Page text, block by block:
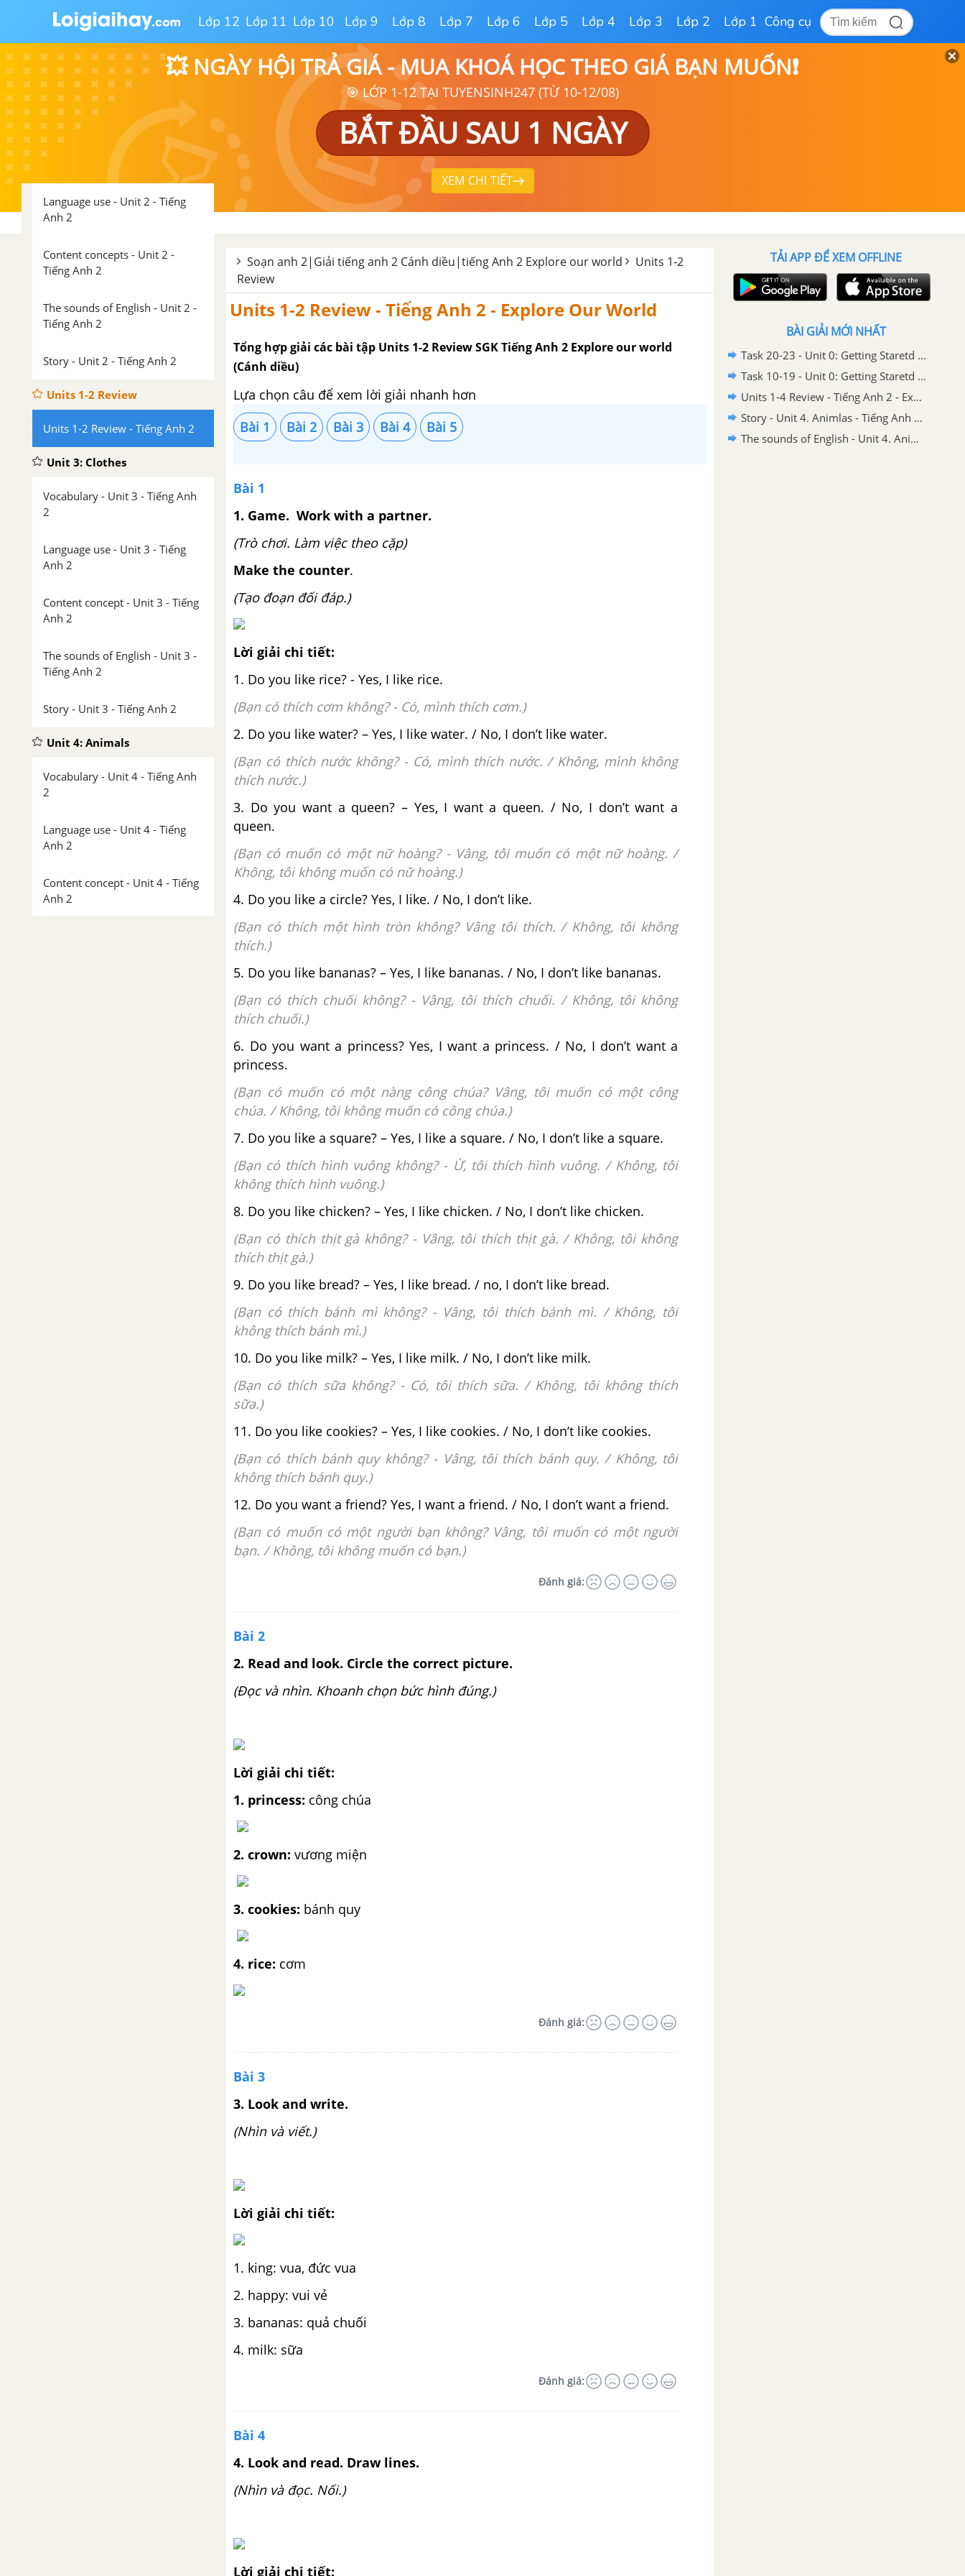
Lớp 12 Lớp 11 Lớp 10 Lớp 9 Lớp 8 Lớp 7 Lớp 6 Lớp 5 Lớp 4 Lớp 3 Lớp 2 Lớp 1 Công cụ
💥 NGÀY HỘI TRẢ GIÁ - MUA KHOÁ HỌC THEO GIÁ BẠN MUỐN❗
🎯 LỚP 1-12 TẠI TUYENSINH247 (TỪ 10-12/08)
BẮT ĐẦU SAU 1 NGÀY
XEM CHI TIẾT
The sounds of English - Unit 1 -
Tiếng Anh 2
Story - Unit 1 - Tiếng Anh 2
Unit 2 : I Like Food.
Vocabulary - Unit 2 - Tiếng Anh
Language use - Unit 2 - Tiếng
Anh 2
Content concepts - Unit 2 -
Tiếng Anh 2
The sounds of English - Unit 2 -
Tiếng Anh 2
Story - Unit 2 - Tiếng Anh 2
Units 1-2 Review
Units 1-2 Review - Tiếng Anh 2
Unit 3: Clothes
Vocabulary - Unit 3 - Tiếng Anh
2
Language use - Unit 3 - Tiếng
Anh 2
Content concept - Unit 3 - Tiếng
Anh 2
The sounds of English - Unit 3 -
Tiếng Anh 2
Story - Unit 3 - Tiếng Anh 2
Unit 4: Animals
Vocabulary - Unit 4 - Tiếng Anh
2
Language use - Unit 4 - Tiếng
Anh 2
Content concept - Unit 4 - Tiếng
Anh 2
Soạn anh 2|Giải tiếng anh 2 Cánh diều|tiếng Anh 2 Explore our world
Units 1-2
Review
Units 1-2 Review - Tiếng Anh 2 - Explore Our World
Tổng hợp giải các bài tập Units 1-2 Review SGK Tiếng Anh 2 Explore our world
(Cánh diều)
Lựa chọn câu để xem lời giải nhanh hơn
Bài 1
Bài 2 Bài 3 Bài 4 Bài 5
Bài 1
1. Game. Work with a partner.
(Trò chơi. Làm việc theo cặp)
Make the counter.
(Tạo đoạn đối đáp.)
Lời giải chi tiết:
1. Do you like rice? - Yes, I like rice.
(Bạn có thích cơm không? - Có, mình thích cơm.)
2. Do you like water? – Yes, I like water. / No, I don’t like water.
(Bạn có thích nước không? - Có, mình thích nước. / Không, mình không
thích nước.)
3. Do you want a queen? – Yes, I want a queen. / No, I don’t want a
queen.
(Bạn có muốn có một nữ hoàng? - Vâng, tôi muốn có một nữ hoàng. /
Không, tôi không muốn có nữ hoàng.)
4. Do you like a circle? Yes, I like. / No, I don’t like.
(Bạn có thích một hình tròn không? Vâng tôi thích. / Không, tôi không
thích.)
5. Do you like bananas? – Yes, I like bananas. / No, I don’t like bananas.
(Bạn có thích chuối không? - Vâng, tôi thích chuối. / Không, tôi không
thích chuối.)
6. Do you want a princess? Yes, I want a princess. / No, I don’t want a
princess.
(Bạn có muốn có một nàng công chúa? Vâng, tôi muốn có một công
chúa. / Không, tôi không muốn có công chúa.)
7. Do you like a square? – Yes, I like a square. / No, I don’t like a square.
(Bạn có thích hình vuông không? - Ừ, tôi thích hình vuông. / Không, tôi
không thích hình vuông.)
8. Do you like chicken? – Yes, I like chicken. / No, I don’t like chicken.
(Bạn có thích thịt gà không? - Vâng, tôi thích thịt gà. / Không, tôi không
thích thịt gà.)
9. Do you like bread? – Yes, I like bread. / no, I don’t like bread.
(Bạn có thích bánh mì không? - Vâng, tôi thích bánh mì. / Không, tôi
không thích bánh mì.)
10. Do you like milk? – Yes, I like milk. / No, I don’t like milk.
(Bạn có thích sữa không? - Có, tôi thích sữa. / Không, tôi không thích
sữa.)
11. Do you like cookies? – Yes, I like cookies. / No, I don’t like cookies.
(Bạn có thích bánh quy không? - Vâng, tôi thích bánh quy. / Không, tôi
không thích bánh quy.)
12. Do you want a friend? Yes, I want a friend. / No, I don’t want a friend.
(Bạn có muốn có một người bạn không? Vâng, tôi muốn có một người
bạn. / Không, tôi không muốn có bạn.)
Đánh giá:
Bài 2
2. Read and look. Circle the correct picture.
(Đọc và nhìn. Khoanh chọn bức hình đúng.)
Lời giải chi tiết:
1. princess: công chúa
2. crown: vương miện
3. cookies: bánh quy
4. rice: cơm
Đánh giá:
Bài 3
3. Look and write.
(Nhìn và viết.)
Lời giải chi tiết:
1. king: vua, đức vua
2. happy: vui vẻ
3. bananas: quả chuối
4. milk: sữa
Đánh giá:
Bài 4
4. Look and read. Draw lines.
(Nhìn và đọc. Nối.)
Lời giải chi tiết:
TẢI APP ĐỂ XEM OFFLINE
BÀI GIẢI MỚI NHẤT
Task 20-23 - Unit 0: Getting Staretd - Tiếng Anh 2 - Explore Our World
Task 10-19 - Unit 0: Getting Staretd - Tiếng Anh 2 - Explore Our World
Units 1-4 Review - Tiếng Anh 2 - Explore Our World
Story - Unit 4. Animlas - Tiếng Anh 2 - Explore Our World
The sounds of English - Unit 4. Animlas - Tiếng Anh 2 - Explore Our World